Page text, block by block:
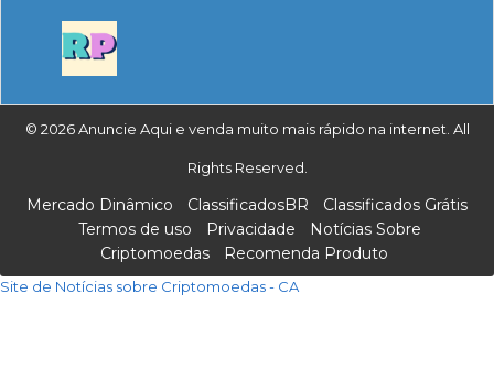
© 2026 Anuncie Aqui e venda muito mais rápido na internet. All
Rights Reserved.
Mercado Dinâmico ClassificadosBR
Classificados Grátis
Termos de uso
Privacidade
Notícias Sobre
Criptomoedas
Recomenda Produto
Site de Notícias sobre Criptomoedas - CA